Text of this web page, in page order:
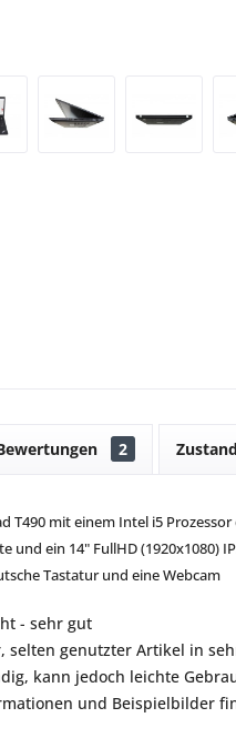
2 Zustand
T490 mit einem Intel i5
und ein 14" FullHD (1920x1080)
Tastatur und eine Webcam
- sehr gut
selten genutzter Artikel in
kann jedoch leichte
und Beispielbilder